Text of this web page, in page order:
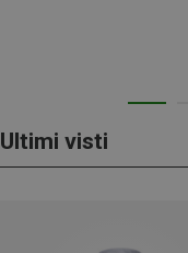
Ultimi visti